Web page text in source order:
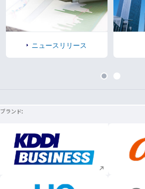
ニュースリリース
ブランド
新規ウィンドウで開く